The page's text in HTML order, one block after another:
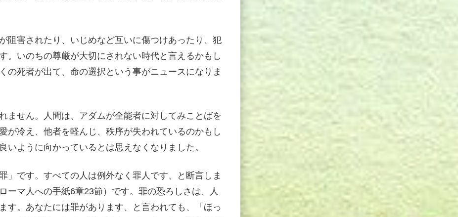
阻害されたり、いじめなど互いに傷つけあったり、犯
。いのちの尊厳が大切にされない時代と言えるかもし
の死者が出て、命の選択という事がニュースになりま
ません。人間は、アダムが全能者に対してみことばを
が冷え、他者を軽んじ、秩序が失われているのかもし
ように向かっているとは思えなくなりました。
」です。すべての人は例外なく罪人です、と断言しま
ーマ人への手紙6章23節）です。罪の恐ろしさは、人
す。あなたには罪があります、と言われても、「ほっ